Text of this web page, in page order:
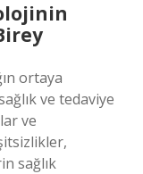
ortaya
ve tedaviye
ve
sağlık